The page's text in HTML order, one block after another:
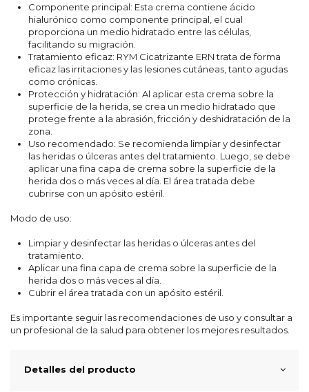
Componente principal: Esta crema contiene ácido
hialurónico como componente principal, el cual
proporciona un medio hidratado entre las células,
facilitando su migración.
Tratamiento eficaz: RYM Cicatrizante ERN trata de forma
eficaz las irritaciones y las lesiones cutáneas, tanto agudas
como crónicas.
Protección y hidratación: Al aplicar esta crema sobre la
superficie de la herida, se crea un medio hidratado que
protege frente a la abrasión, fricción y deshidratación de la
zona.
Uso recomendado: Se recomienda limpiar y desinfectar
las heridas o úlceras antes del tratamiento. Luego, se debe
aplicar una fina capa de crema sobre la superficie de la
herida dos o más veces al día. El área tratada debe
cubrirse con un apósito estéril.
Modo de uso:
Limpiar y desinfectar las heridas o úlceras antes del
tratamiento.
Aplicar una fina capa de crema sobre la superficie de la
herida dos o más veces al día.
Cubrir el área tratada con un apósito estéril.
Es importante seguir las recomendaciones de uso y consultar a
un profesional de la salud para obtener los mejores resultados.
Detalles del producto